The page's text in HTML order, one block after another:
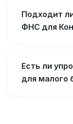
Подходит
ФНС для
Есть ли
для малого